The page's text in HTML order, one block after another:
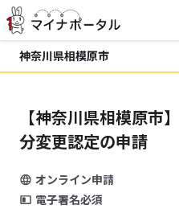
神奈川県相模原市
【神奈川県相模原市
分変更認定の申請
オンライン申請
電子署名必須